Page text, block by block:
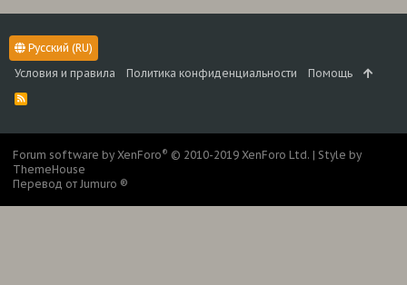
Русский (RU)
Условия и правила
Политика конфиденциальности Помощь
R
Forum software by XenForo® © 2010-2019 XenForo Ltd. | Style by
ThemeHouse
Перевод от Jumuro ®